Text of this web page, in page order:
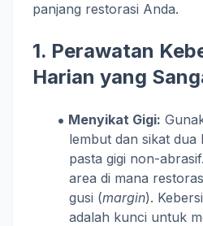
panjang restorasi Anda.
1. Perawatan
Harian yang
Menyikat Gigi:
lembut dan sikat dua
pasta gigi non-
area di mana
gusi (margin).
adalah kunci untuk